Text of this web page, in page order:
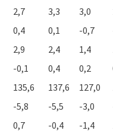
2,7 3,3 3,0
0,4 0,1 -0,7
2,9 2,4 1,4
-0,1 0,4 0,2
135,6 137,6 127,0
-5,8 -5,5 -3,0
0,7 -0,4 -1,4